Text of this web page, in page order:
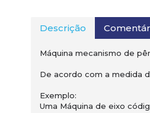
Descrição
Máquina mecanismo de
De acordo com a medida
Exemplo:
Uma Máquina de eixo